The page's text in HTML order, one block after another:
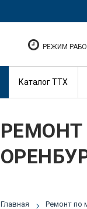
РЕЖИМ
Каталог ТТХ
Главная Ремонт по